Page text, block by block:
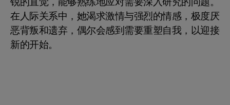
在人际关系中，她渴求激情与强烈的情感，极度厌
恶背叛和遗弃，偶尔会感到需要重塑自我，以迎接
新的开始。